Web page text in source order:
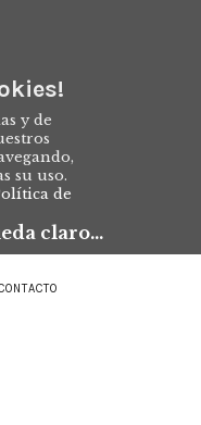
y de
su uso.
de
claro...